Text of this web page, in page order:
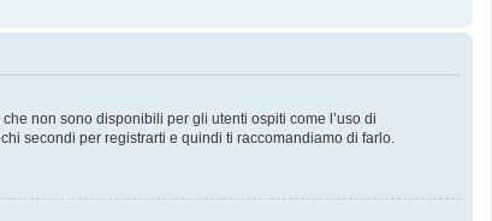
non sono disponibili per gli utenti ospiti come l’uso di
secondi per registrarti e quindi ti raccomandiamo di farlo.